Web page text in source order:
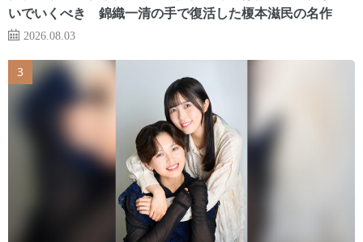
いでいくべき 錦織一清の手で復活した榎本滋民の名作
2026.08.03